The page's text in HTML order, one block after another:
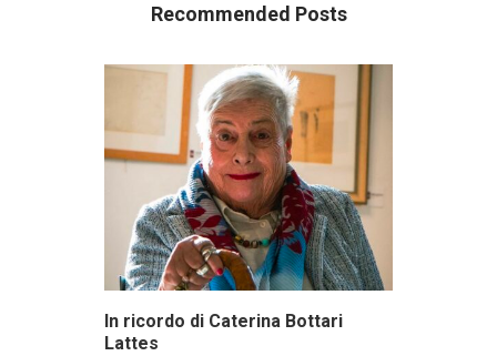
Recommended Posts
In ricordo di Caterina Bottari
Lattes